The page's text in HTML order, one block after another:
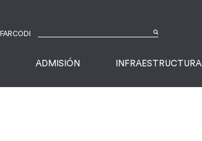
FARCODI
ADMISIÓN INFRAESTRUCTURA